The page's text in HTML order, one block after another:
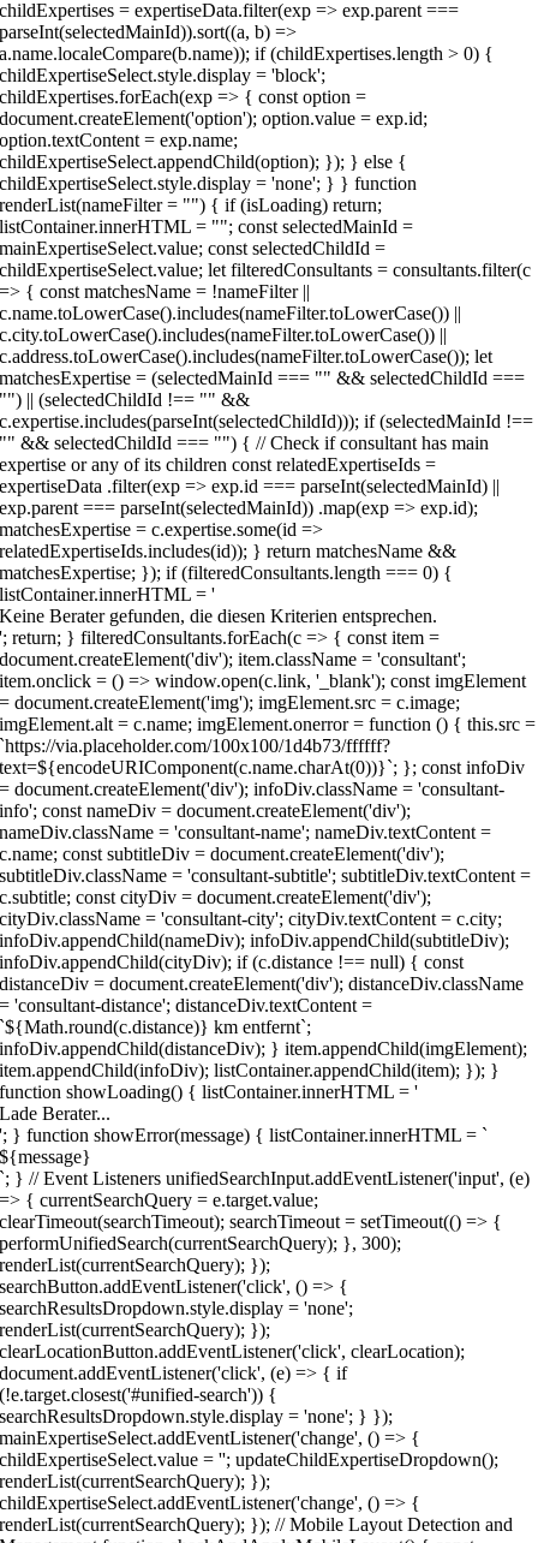
Keine Berater gefunden, die diesen Kriterien entsprechen.
'; return; } filteredConsultants.forEach(c => { const item =
document.createElement('div'); item.className = 'consultant';
item.onclick = () => window.open(c.link, '_blank'); const imgElement
= document.createElement('img'); imgElement.src = c.image;
imgElement.alt = c.name; imgElement.onerror = function () { this.src =
`https://via.placeholder.com/100x100/1d4b73/ffffff?
text=${encodeURIComponent(c.name.charAt(0))}`; }; const infoDiv
= document.createElement('div'); infoDiv.className = 'consultant-
info'; const nameDiv = document.createElement('div');
nameDiv.className = 'consultant-name'; nameDiv.textContent =
c.name; const subtitleDiv = document.createElement('div');
subtitleDiv.className = 'consultant-subtitle'; subtitleDiv.textContent =
c.subtitle; const cityDiv = document.createElement('div');
cityDiv.className = 'consultant-city'; cityDiv.textContent = c.city;
infoDiv.appendChild(nameDiv); infoDiv.appendChild(subtitleDiv);
infoDiv.appendChild(cityDiv); if (c.distance !== null) { const
distanceDiv = document.createElement('div'); distanceDiv.className
= 'consultant-distance'; distanceDiv.textContent =
`${Math.round(c.distance)} km entfernt`;
infoDiv.appendChild(distanceDiv); } item.appendChild(imgElement);
item.appendChild(infoDiv); listContainer.appendChild(item); }); }
function showLoading() { listContainer.innerHTML = '
Lade Berater...
'; } function showError(message) { listContainer.innerHTML = `
${message}
`; } // Event Listeners unifiedSearchInput.addEventListener('input', (e)
=> { currentSearchQuery = e.target.value;
clearTimeout(searchTimeout); searchTimeout = setTimeout(() => {
performUnifiedSearch(currentSearchQuery); }, 300);
renderList(currentSearchQuery); });
searchButton.addEventListener('click', () => {
searchResultsDropdown.style.display = 'none';
renderList(currentSearchQuery); });
clearLocationButton.addEventListener('click', clearLocation);
document.addEventListener('click', (e) => { if
(!e.target.closest('#unified-search')) {
searchResultsDropdown.style.display = 'none'; } });
mainExpertiseSelect.addEventListener('change', () => {
childExpertiseSelect.value = ''; updateChildExpertiseDropdown();
renderList(currentSearchQuery); });
childExpertiseSelect.addEventListener('change', () => {
renderList(currentSearchQuery); }); // Mobile Layout Detection and